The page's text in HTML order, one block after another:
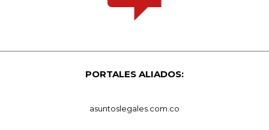
PORTALES ALIADOS:
asuntoslegales.com.co